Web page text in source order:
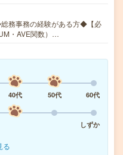
務事務の経験がある方◆【必
・AVE関数）…
40代 50代
60代
しずか
る